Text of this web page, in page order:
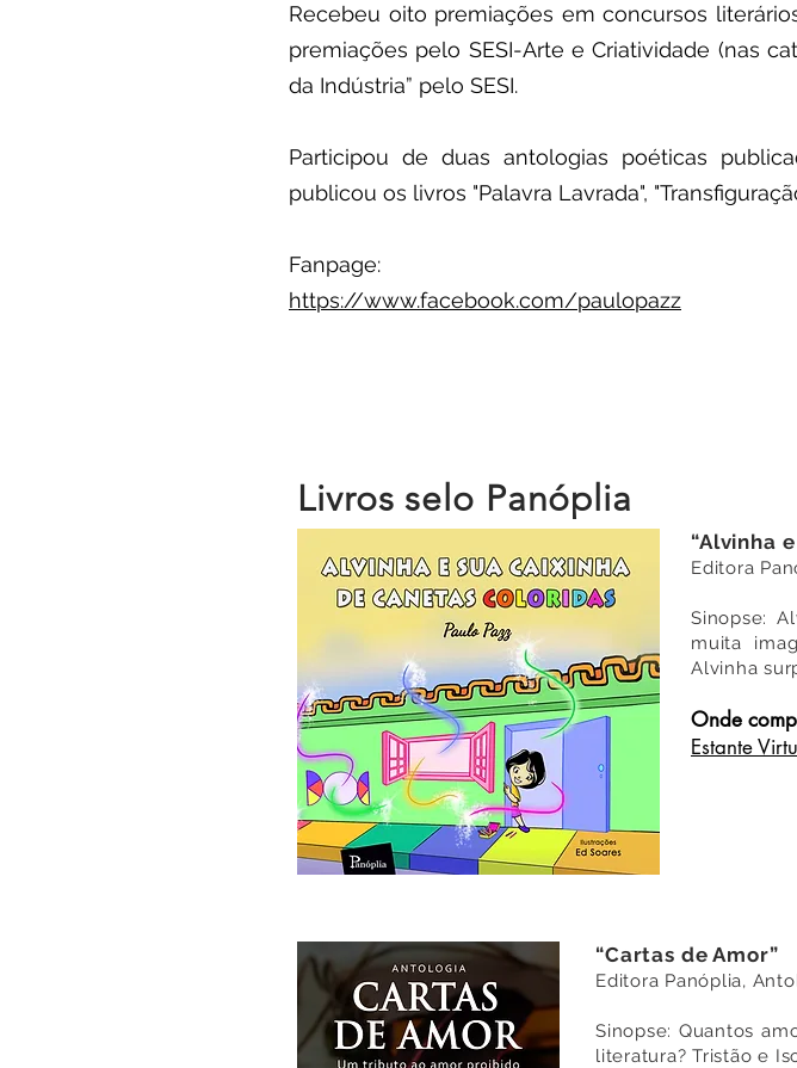
Recebeu oito premiações em concursos
premiações pelo SESI-Arte e Criatividade (nas
da Indústria” pelo SESI.
Participou de duas antologias poéticas
publicou os livros "Palavra Lavrada",
Fanpage:
https://www.facebook.com/paulopazz
Livros selo Panóplia
“Alvinha
Editora
Sinopse:
muita
Alvinha
Onde
Estante
“Cartas de Amor”
Editora Panóplia,
Sinopse: Quantos
literatura? Tristão e